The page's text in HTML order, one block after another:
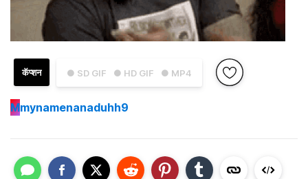
● SD GIF ● HD GIF ● MP4
कॅप्शन
Mmynamenanaduhh9